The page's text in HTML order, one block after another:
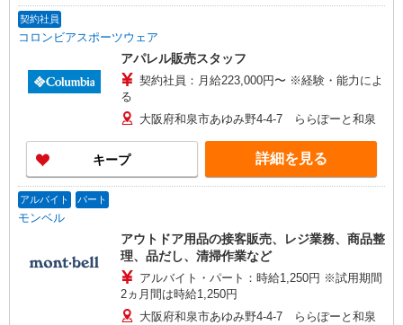
契約社員
コロンビアスポーツウェア
アパレル販売スタッフ
契約社員：月給223,000円〜 ※経験・能力によ
る
大阪府和泉市あゆみ野4-4-7 ららぽーと和泉
キープ 詳細を見る
アルバイト パート
モンベル
アウトドア用品の接客販売、レジ業務、商品整
理、品だし、清掃作業など
アルバイト・パート：時給1,250円 ※試用期間
2ヵ月間は時給1,250円
大阪府和泉市あゆみ野4-4-7 ららぽーと和泉